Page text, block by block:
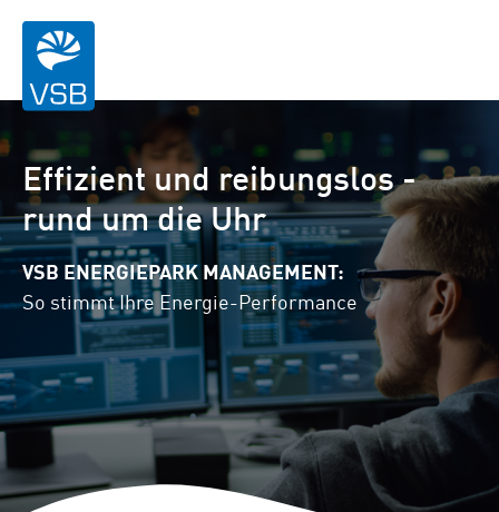
Effizient und reibungslos -
rund um die Uhr
VSB ENERGIEPARK MANAGEMENT:
So stimmt Ihre Energie-Performance